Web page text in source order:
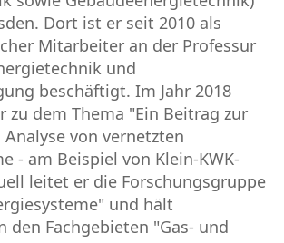
Dort ist er seit 2010 als
Mitarbeiter an der Professur
und
beschäftigt. Im Jahr 2018
zu dem Thema "Ein Beitrag zur
von vernetzten
- am Beispiel von Klein-KWK-
leitet er die Forschungsgruppe
und hält
den Fachgebieten "Gas- und